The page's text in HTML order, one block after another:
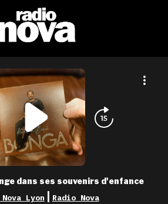
?
dans ses souvenirs d'enfance
Lyon Radio Nova